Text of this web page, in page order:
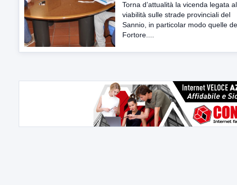
Torna d’attualità la vicenda legata
viabilità sulle strade provinciali del
Sannio, in particolar modo quelle
Fortore....